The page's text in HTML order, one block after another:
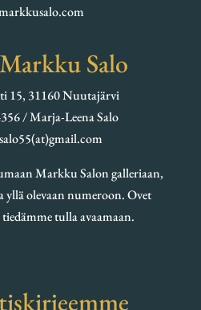
Salo
15, 31160 Nuutajärvi
/ Marja-Leena Salo
Markku Salon galleriaan,
yllä olevaan numeroon. Ovet
tulla avaamaan.